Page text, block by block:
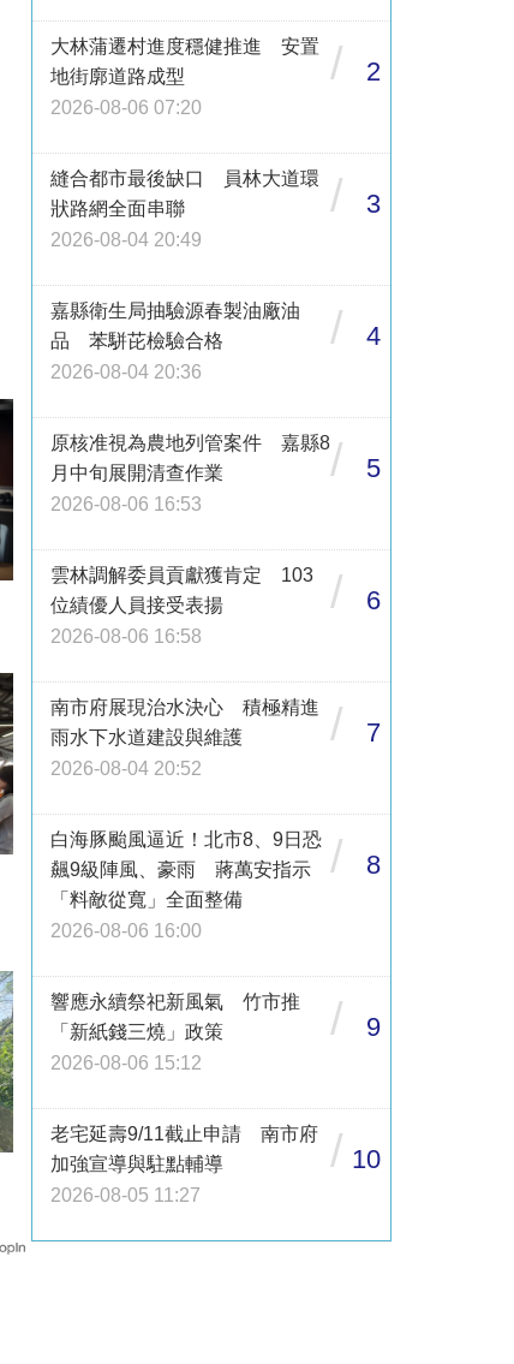
大林蒲遷村進度穩健推進 安置
地街廓道路成型
2026-08-06 07:20
/ 2
縫合都市最後缺口 員林大道環
狀路網全面串聯
2026-08-04 20:49
/ 3
嘉縣衛生局抽驗源春製油廠油
品 苯駢芘檢驗合格
2026-08-04 20:36
/ 4
原核准視為農地列管案件 嘉縣8
月中旬展開清查作業
2026-08-06 16:53
/ 5
雲林調解委員貢獻獲肯定 103
位績優人員接受表揚
2026-08-06 16:58
/ 6
南市府展現治水決心 積極精進
雨水下水道建設與維護
2026-08-04 20:52
/ 7
白海豚颱風逼近！北市8、9日恐
飆9級陣風、豪雨 蔣萬安指示
「料敵從寬」全面整備
2026-08-06 16:00
/ 8
響應永續祭祀新風氣 竹市推
「新紙錢三燒」政策
2026-08-06 15:12
/ 9
老宅延壽9/11截止申請 南市府
加強宣導與駐點輔導
2026-08-05 11:27
/ 10